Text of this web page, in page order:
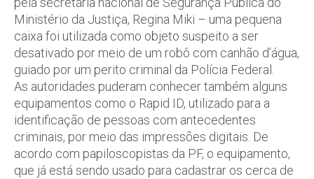
Ministério da Justiça, Regina Miki – uma pequena
caixa foi utilizada como objeto suspeito a ser
desativado por meio de um robô com canhão d’água,
guiado por um perito criminal da Polícia Federal.
As autoridades puderam conhecer também alguns
equipamentos como o Rapid ID, utilizado para a
identificação de pessoas com antecedentes
criminais, por meio das impressões digitais. De
acordo com papiloscopistas da PF, o equipamento,
que já está sendo usado para cadastrar os cerca de